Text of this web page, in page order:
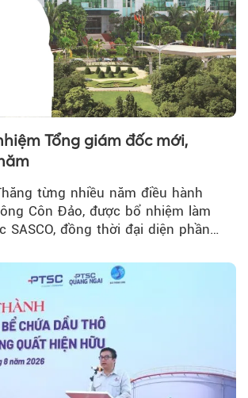
Tổng giám đốc mới,
từng nhiều năm điều hành
Côn Đảo, được bổ nhiệm làm
SASCO, đồng thời đại diện phần